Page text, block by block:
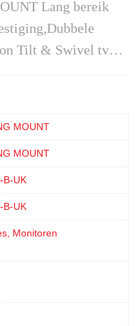
Lang bereik
Tilt & Swivel tv…
MOUNT
MOUNT
B-UK
B-UK
Monitoren